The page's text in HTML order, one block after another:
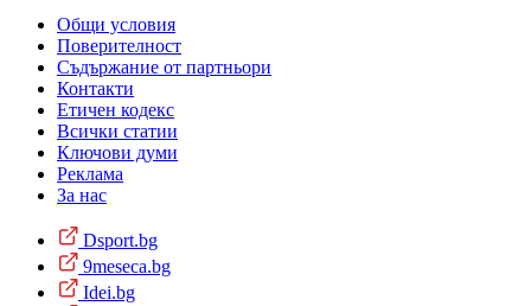
Общи условия
Поверителност
Съдържание от партньори
Контакти
Етичен кодекс
Всички статии
Ключови думи
Реклама
За нас
Dsport.bg
9meseca.bg
Idei.bg